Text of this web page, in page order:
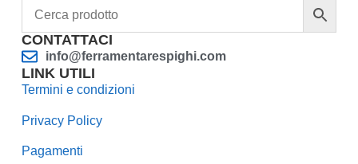
CONTATTACI
info@ferramentarespighi.com
LINK UTILI
Termini e condizioni
Privacy Policy
Pagamenti